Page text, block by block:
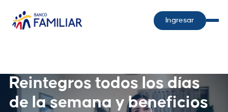
Ingresar
Reintegros todos los días
de la semana y beneficios